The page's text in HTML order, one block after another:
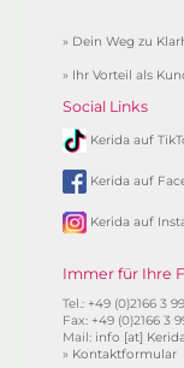
» Dein Weg zu
» Ihr Vorteil als
Social Links
Kerida auf
Kerida auf
Kerida auf
Immer für Ihre
Tel.: +49 (0)2166 3
Fax: +49 (0)2166 3
Mail: info [at]
» Kontaktformular